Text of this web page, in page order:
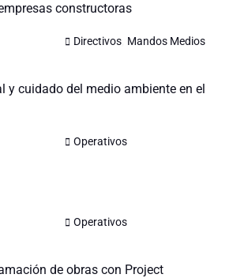
constructoras
Directivos Mandos Medios
y cuidado del medio ambiente en el
Operativos
Operativos
de obras con Project